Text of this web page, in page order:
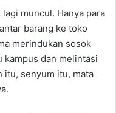
muncul. Hanya para
barang ke toko
merindukan sosok
kampus dan melintasi
itu, senyum itu, mata